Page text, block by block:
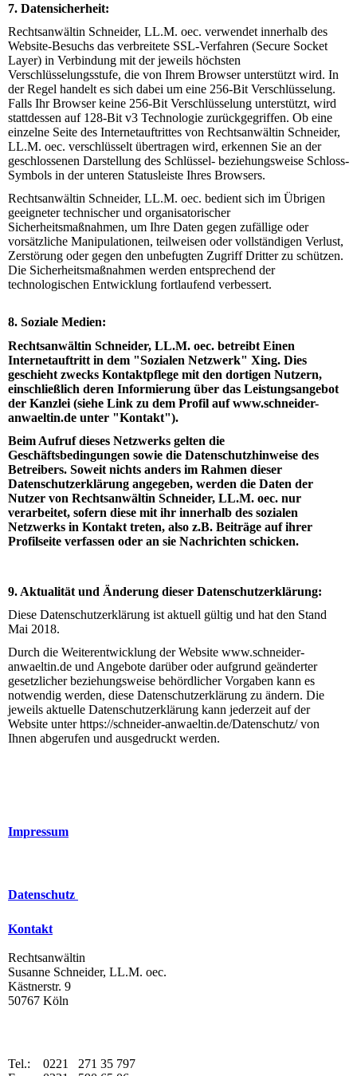
7. Datensicherheit:
Rechtsanwältin Schneider, LL.M. oec. verwendet innerhalb des
Website-Besuchs das verbreitete SSL-Verfahren (Secure Socket
Layer) in Verbindung mit der jeweils höchsten
Verschlüsselungsstufe, die von Ihrem Browser unterstützt wird. In
der Regel handelt es sich dabei um eine 256-Bit Verschlüsselung.
Falls Ihr Browser keine 256-Bit Verschlüsselung unterstützt, wird
stattdessen auf 128-Bit v3 Technologie zurückgegriffen. Ob eine
einzelne Seite des Internetauftrittes von Rechtsanwältin Schneider,
LL.M. oec. verschlüsselt übertragen wird, erkennen Sie an der
geschlossenen Darstellung des Schlüssel- beziehungsweise Schloss-
Symbols in der unteren Statusleiste Ihres Browsers.
Rechtsanwältin Schneider, LL.M. oec. bedient sich im Übrigen
geeigneter technischer und organisatorischer
Sicherheitsmaßnahmen, um Ihre Daten gegen zufällige oder
vorsätzliche Manipulationen, teilweisen oder vollständigen Verlust,
Zerstörung oder gegen den unbefugten Zugriff Dritter zu schützen.
Die Sicherheitsmaßnahmen werden entsprechend der
technologischen Entwicklung fortlaufend verbessert.
8. Soziale Medien:
Rechtsanwältin Schneider, LL.M. oec. betreibt Einen
Internetauftritt in dem "Sozialen Netzwerk" Xing. Dies
geschieht zwecks Kontaktpflege mit den dortigen Nutzern,
einschließlich deren Informierung über das Leistungsangebot
der Kanzlei (siehe Link zu dem Profil auf www.schneider-
anwaeltin.de unter "Kontakt").
Beim Aufruf dieses Netzwerks gelten die
Geschäftsbedingungen sowie die Datenschutzhinweise des
Betreibers. Soweit nichts anders im Rahmen dieser
Datenschutzerklärung angegeben, werden die Daten der
Nutzer von Rechtsanwältin Schneider, LL.M. oec. nur
verarbeitet, sofern diese mit ihr innerhalb des sozialen
Netzwerks in Kontakt treten, also z.B. Beiträge auf ihrer
Profilseite verfassen oder an sie Nachrichten schicken.
9. Aktualität und Änderung dieser Datenschutzerklärung:
Diese Datenschutzerklärung ist aktuell gültig und hat den Stand
Mai 2018.
Durch die Weiterentwicklung der Website www.schneider-
anwaeltin.de und Angebote darüber oder aufgrund geänderter
gesetzlicher beziehungsweise behördlicher Vorgaben kann es
notwendig werden, diese Datenschutzerklärung zu ändern. Die
jeweils aktuelle Datenschutzerklärung kann jederzeit auf der
Website unter https://schneider-anwaeltin.de/Datenschutz/ von
Ihnen abgerufen und ausgedruckt werden.
Impressum
Datenschutz
Kontakt
Rechtsanwältin
Susanne Schneider, LL.M. oec.
Kästnerstr. 9
50767 Köln
Tel.: 0221 271 35 797